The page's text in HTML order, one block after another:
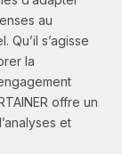
au
s’agisse
la
offre un
et